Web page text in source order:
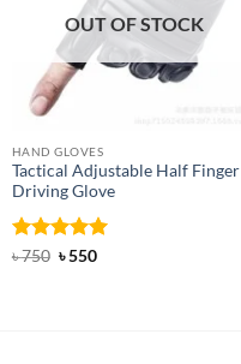
OUT OF STOCK
HAND GLOVES
Tactical Adjustable Half Finger
Driving Glove
Rated5
৳750 Original
৳550Current